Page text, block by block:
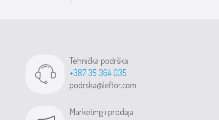
Tehnička podrška
+387 35 364 035
podrska@leftor.com
Marketing i prodaja